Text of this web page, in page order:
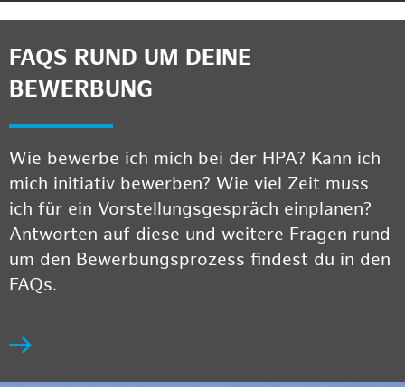
FAQS RUND UM DEINE
BEWERBUNG
Wie bewerbe ich mich bei der HPA? Kann ich
mich initiativ bewerben? Wie viel Zeit muss
ich für ein Vorstellungsgespräch einplanen?
Antworten auf diese und weitere Fragen rund
um den Bewerbungsprozess findest du in den
FAQs.